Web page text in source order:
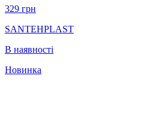
329 грн
SANTEHPLAST
В наявності
Новинка